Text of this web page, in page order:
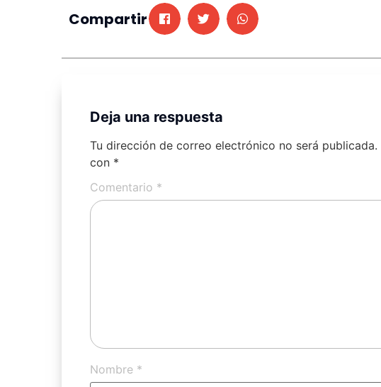
Compartir
Deja una respuesta
Tu dirección de correo electrónico no será publicada.
con *
Comentario *
Nombre *